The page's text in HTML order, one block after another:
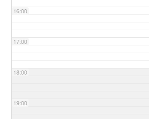
16:00
17:00
18:00
19:00